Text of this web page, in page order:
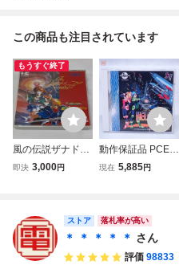
この商品も注目されています
もうすぐ終了
風の伝説ザナドゥ
SUPER CD-ROM
キ付き ゲームソフ
ト 動作確認済み
即決 3,000円
動作保証品 PCE P
Cエンジン CD-RO
現在 5,885円
ストア 落札率が高い
＊ ＊ ＊ ＊ ＊ さん
評価 98833